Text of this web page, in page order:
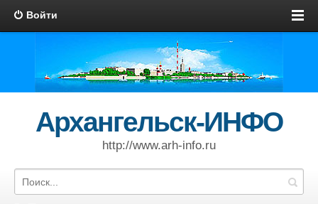
Войти
Архангельск-ИНФО
http://www.arh-info.ru